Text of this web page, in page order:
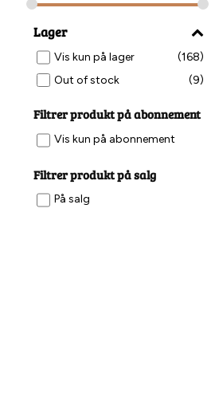
Lager
Vis kun på lager
(168)
Out of stock
(9)
Filtrer produkt på abonnement
Vis kun på abonnement
Filtrer produkt på salg
På salg